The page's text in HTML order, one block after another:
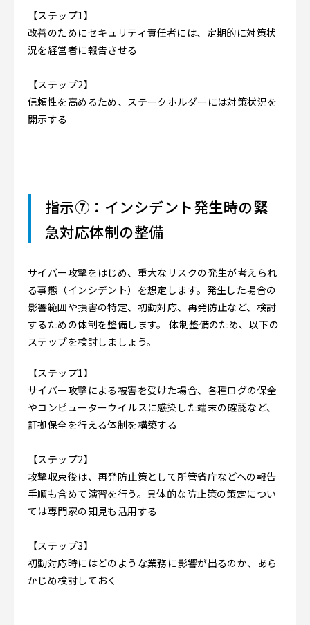
【ステップ1】
改善のためにセキュリティ責任者には、定期的に対策状
況を経営者に報告させる
【ステップ2】
信頼性を高めるため、ステークホルダーには対策状況を
開示する
指示⑦：インシデント発生時の緊
急対応体制の整備
サイバー攻撃をはじめ、重大なリスクの発生が考えられ
る事態（インシデント）を想定します。発生した場合の
影響範囲や損害の特定、初動対応、再発防止など、検討
するための体制を整備します。 体制整備のため、以下の
ステップを検討しましょう。
【ステップ1】
サイバー攻撃による被害を受けた場合、各種ログの保全
やコンピューターウイルスに感染した端末の確認など、
証拠保全を行える体制を構築する
【ステップ2】
攻撃収束後は、再発防止策として所管省庁などへの報告
手順も含めて演習を行う。具体的な防止策の策定につい
ては専門家の知見も活用する
【ステップ3】
初動対応時にはどのような業務に影響が出るのか、あら
かじめ検討しておく